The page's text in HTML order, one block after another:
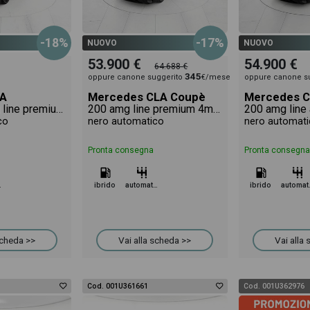
-18%
a amg 35 amg line premium 4matic auto
>>
NUOVO -17%
53.900 € 64.688 €
oppure canone suggerito345€/mese
Mercedes CLA Coupè
200 amg line premium 4matic auto
nero automatico
Pronta consegna
ibrido automatico
Vai alla scheda >>
NUOVO
54.900 €
oppure canone
Mercedes
nero
Pronta consegna
ibrido
Vai alla
Cod. 001U361661 Cod. 001U362976